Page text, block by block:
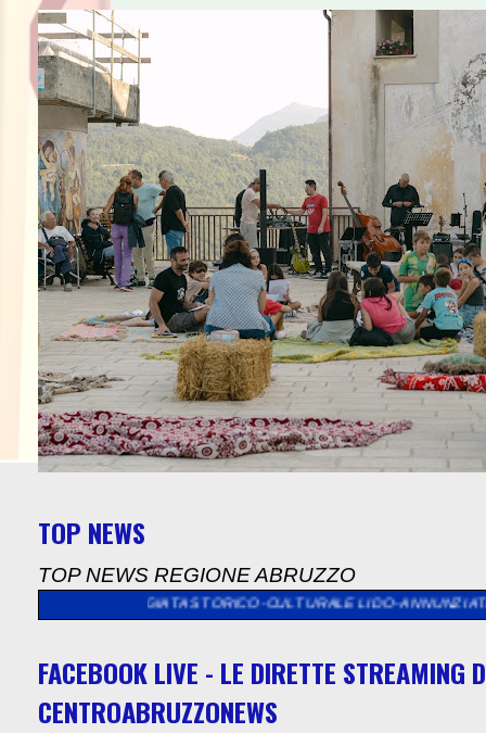
TOP NEWS
TOP NEWS REGIONE ABRUZZO
STORICO-CULTURALE LIDO-ANNUNZIATA >> ASL 1 ABRUZZO,
FACEBOOK LIVE - LE DIRETTE STREAMING
CENTROABRUZZONEWS